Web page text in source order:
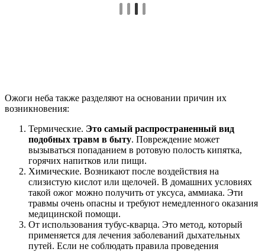
Ожоги неба также разделяют на основании причин их
возникновения:
Термические. Это самый распространенный вид
подобных травм в быту. Повреждение может
вызываться попаданием в ротовую полость кипятка,
горячих напитков или пищи.
Химические. Возникают после воздействия на
слизистую кислот или щелочей. В домашних условиях
такой ожог можно получить от уксуса, аммиака. Эти
травмы очень опасны и требуют немедленного оказания
медицинской помощи.
От использования тубус-кварца. Это метод, который
применяется для лечения заболеваний дыхательных
путей. Если не соблюдать правила проведения